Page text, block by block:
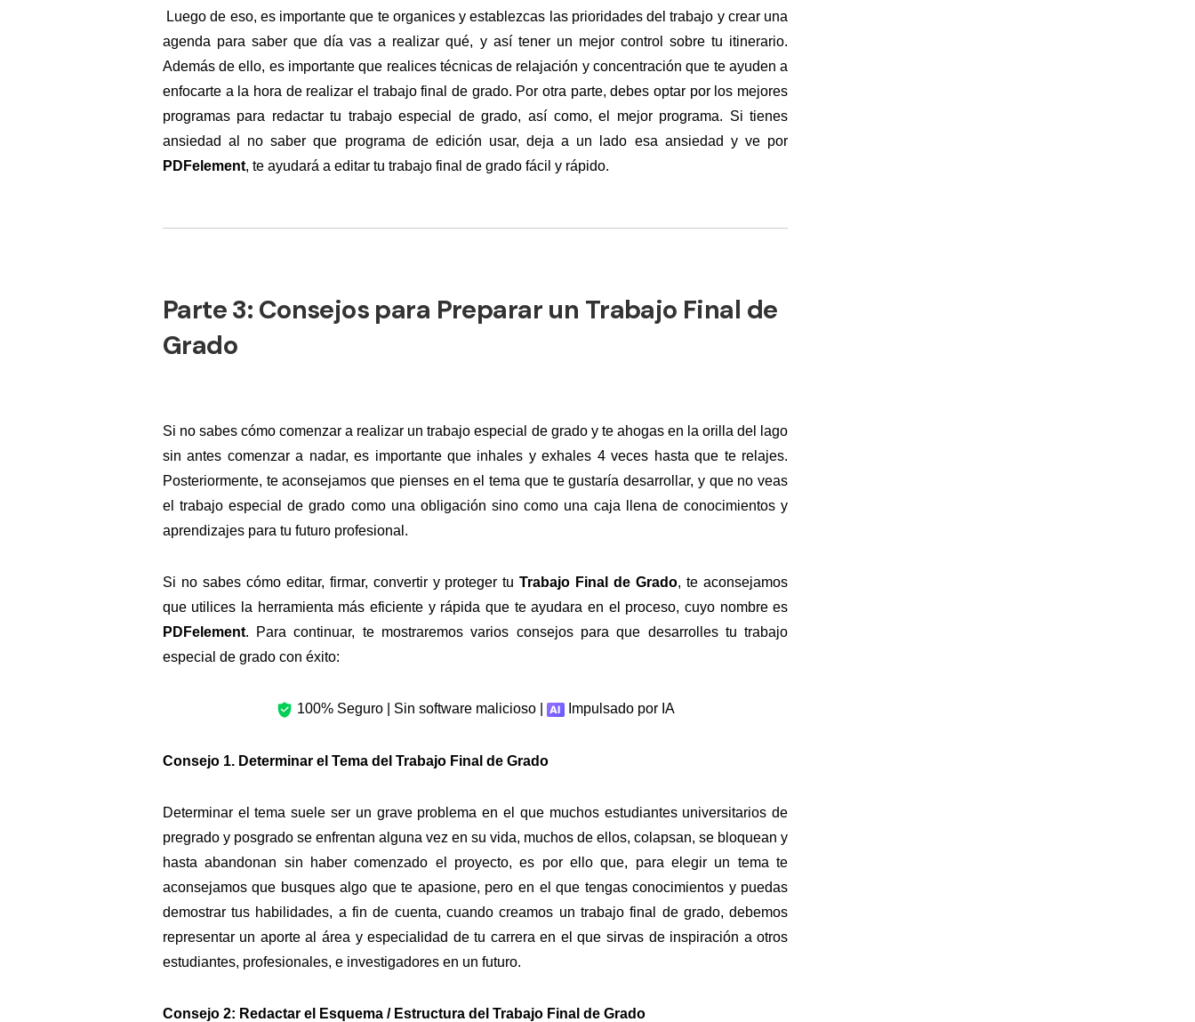
Luego de eso, es importante que te organices y establezcas las prioridades del trabajo y crear una
agenda para saber que día vas a realizar qué, y así tener un mejor control sobre tu itinerario.
Además de ello, es importante que realices técnicas de relajación y concentración que te ayuden a
enfocarte a la hora de realizar el trabajo final de grado. Por otra parte, debes optar por los mejores
programas para redactar tu trabajo especial de grado, así como, el mejor programa. Si tienes
ansiedad al no saber que programa de edición usar, deja a un lado esa ansiedad y ve por
PDFelement, te ayudará a editar tu trabajo final de grado fácil y rápido.
Parte 3: Consejos para Preparar un Trabajo Final de
Grado
Si no sabes cómo comenzar a realizar un trabajo especial de grado y te ahogas en la orilla del lago
sin antes comenzar a nadar, es importante que inhales y exhales 4 veces hasta que te relajes.
Posteriormente, te aconsejamos que pienses en el tema que te gustaría desarrollar, y que no veas
el trabajo especial de grado como una obligación sino como una caja llena de conocimientos y
aprendizajes para tu futuro profesional.
Si no sabes cómo editar, firmar, convertir y proteger tuTrabajo Final de Grado, te aconsejamos
que utilices la herramienta más eficiente y rápida que te ayudara en el proceso, cuyo nombre es
PDFelement. Para continuar, te mostraremos varios consejos para que desarrolles tu trabajo
especial de grado con éxito:
100% Seguro | Sin software malicioso | Impulsado por IA
Consejo 1. Determinar el Tema del Trabajo Final de Grado
Determinar el tema suele ser un grave problema en el que muchos estudiantes universitarios de
pregrado y posgrado se enfrentan alguna vez en su vida, muchos de ellos, colapsan, se bloquean y
hasta abandonan sin haber comenzado el proyecto, es por ello que, para elegir un tema te
aconsejamos que busques algo que te apasione, pero en el que tengas conocimientos y puedas
demostrar tus habilidades, a fin de cuenta, cuando creamos un trabajo final de grado, debemos
representar un aporte al área y especialidad de tu carrera en el que sirvas de inspiración a otros
estudiantes, profesionales, e investigadores en un futuro.
Consejo 2: Redactar el Esquema / Estructura del Trabajo Final de Grado